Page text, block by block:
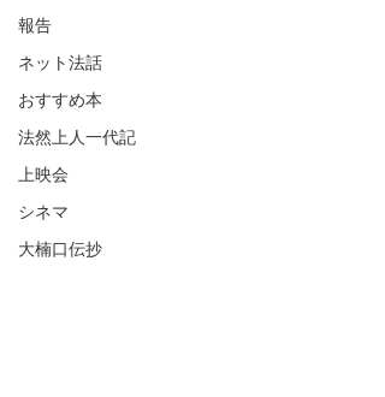
報告
ネット法話
おすすめ本
法然上人一代記
上映会
シネマ
大楠口伝抄